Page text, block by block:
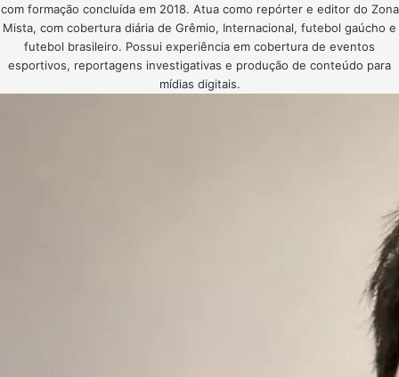
com formação concluída em 2018. Atua como repórter e editor do Zona
Mista, com cobertura diária de Grêmio, Internacional, futebol gaúcho e
futebol brasileiro. Possui experiência em cobertura de eventos
esportivos, reportagens investigativas e produção de conteúdo para
mídias digitais.